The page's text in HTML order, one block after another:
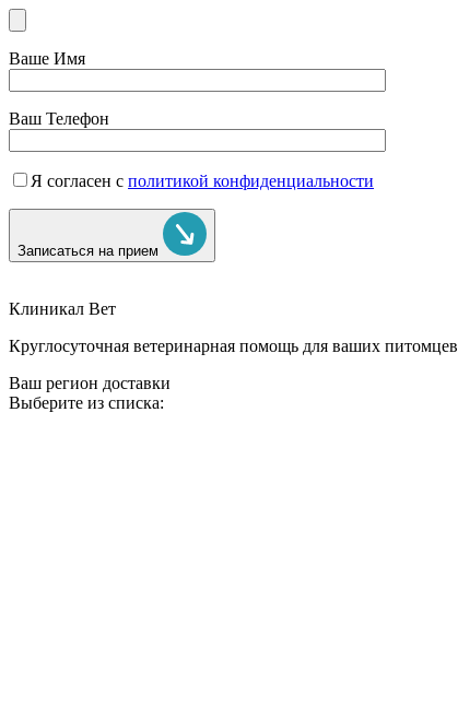
Ваше Имя
Ваш Телефон
Я согласен с политикой конфиденциальности
Записаться на прием
Клиникал Вет
Круглосуточная ветеринарная помощь для ваших питомцев
Ваш регион доставки
Выберите из списка: